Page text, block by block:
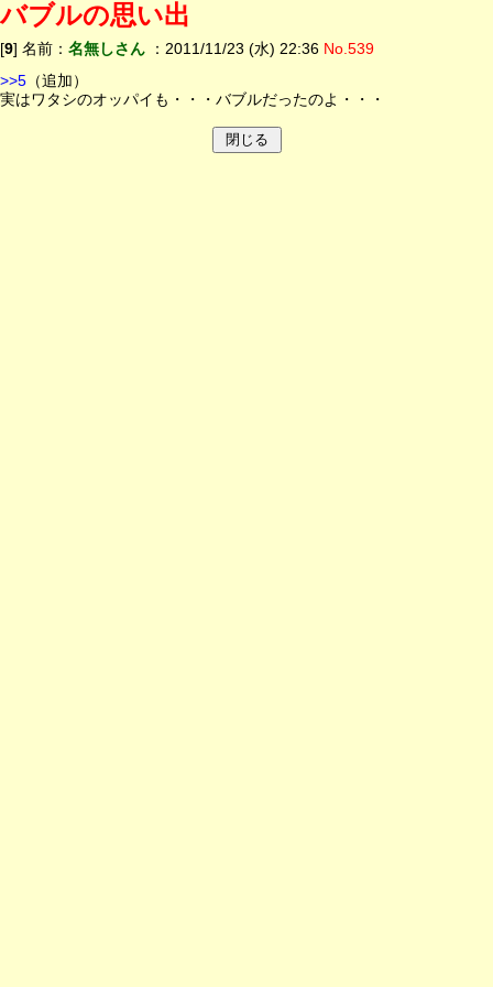
バブルの思い出
[9] 名前： 名無しさん ：2011/11/23 (水) 22:36 No.539
>>5 （追加）
実はワタシのオッパイも・・・バブルだったのよ・・・